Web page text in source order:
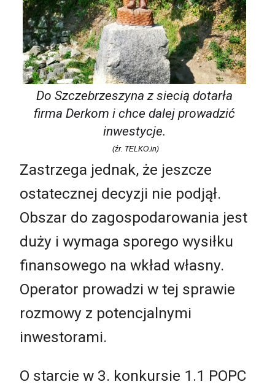
Do Szczebrzeszyna z siecią dotarła
firma Derkom i chce dalej prowadzić
inwestycje.
(źr. TELKO.in)
Zastrzega jednak, że jeszcze
ostatecznej decyzji nie podjął.
Obszar do zagospodarowania jest
duży i wymaga sporego wysiłku
finansowego na wkład własny.
Operator prowadzi w tej sprawie
rozmowy z potencjalnymi
inwestorami.
O starcie w 3. konkursie 1.1 POPC